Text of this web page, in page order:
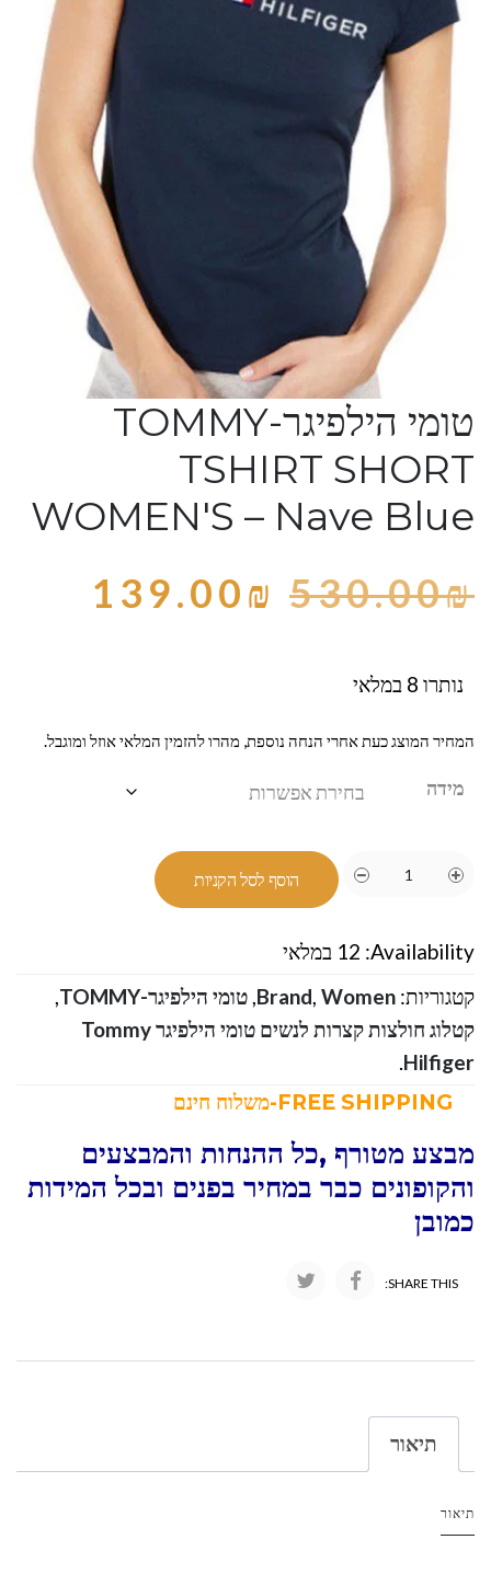
טומי הילפיגר-TOMMY
TSHIRT SHORT
WOMEN'S – Nave Blue
530.00₪
139.00₪
נותרו 8 במלאי
המחיר המוצג כעת אחרי הנחה נוספת, מהרו להזמין המלאי אוזל ומוגבל.
מידה
הוסף לסל הקניות
Availability: 12 במלאי
קטגוריות:
Brand, Women
,טומי הילפיגר-TOMMY
,
קטלוג חולצות קצרות לנשים טומי הילפיגר Tommy
Hilfiger
.
מבצע מטורף ,כל ההנחות והמבצעים
והקופונים כבר במחיר בפנים ובכל המידות
כמובן
SHARE THIS:
תיאור
תיאור